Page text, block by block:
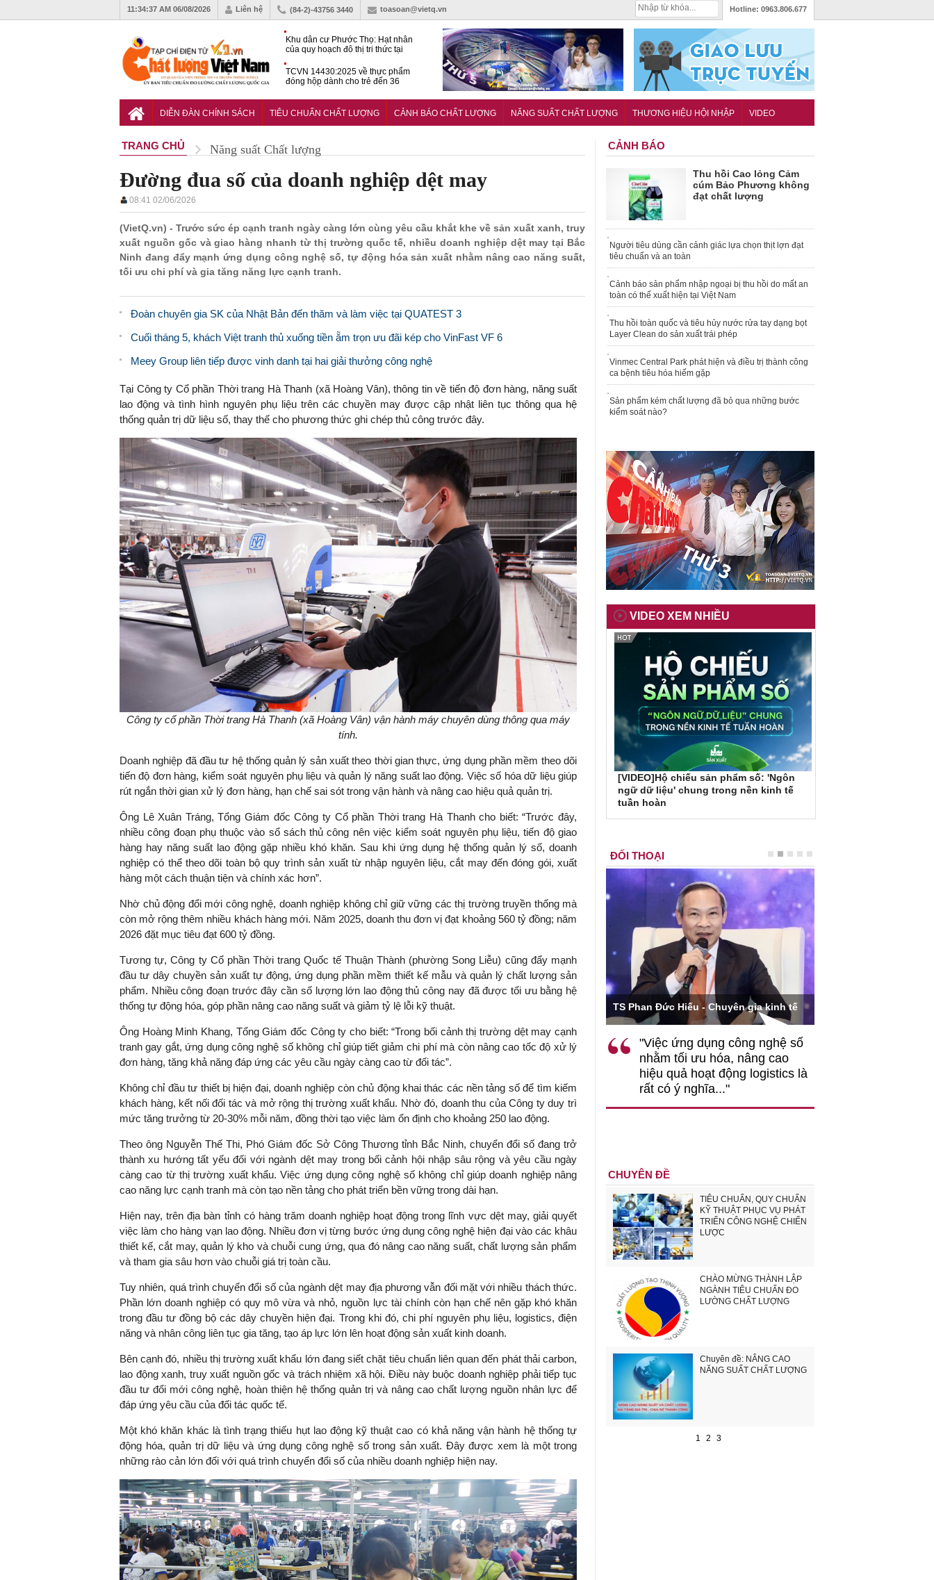
11:34:38 AM 06/08/2026 Liên hệ (84-2)-43756 3440 toasoan@vietq.vn Hotline: 0963.806.677
Khu dân cư Phước Thọ: Hạt nhân
của quy hoạch đô thị tri thức tại
TCVN 14430:2025 về thực phẩm
đóng hộp dành cho trẻ đến 36
chống nứt của hỗn hợp bê tông
DIỄN ĐÀN CHÍNH SÁCH TIÊU CHUẨN CHẤT LƯỢNG CẢNH BÁO CHẤT LƯỢNG NĂNG SUẤT CHẤT LƯỢNG THƯƠNG HIỆU HỘI NHẬP VIDEO
TRANG CHỦ Năng suất Chất lượng
Đường đua số của doanh nghiệp dệt may
08:41 02/06/2026
(VietQ.vn) - Trước sức ép cạnh tranh ngày càng lớn cùng yêu cầu khắt khe về sản xuất xanh, truy
xuất nguồn gốc và giao hàng nhanh từ thị trường quốc tế, nhiều doanh nghiệp dệt may tại Bắc
Ninh đang đẩy mạnh ứng dụng công nghệ số, tự động hóa sản xuất nhằm nâng cao năng suất,
tối ưu chi phí và gia tăng năng lực cạnh tranh.
Đoàn chuyên gia SK của Nhật Bản đến thăm và làm việc tại QUATEST 3
Cuối tháng 5, khách Việt tranh thủ xuống tiền ẵm trọn ưu đãi kép cho VinFast VF 6
Meey Group liên tiếp được vinh danh tại hai giải thưởng công nghệ
Tại Công ty Cổ phần Thời trang Hà Thanh (xã Hoàng Vân), thông tin về tiến độ đơn hàng, năng suất
lao động và tình hình nguyên phụ liệu trên các chuyền may được cập nhật liên tục thông qua hệ
thống quản trị dữ liệu số, thay thế cho phương thức ghi chép thủ công trước đây.
Công ty cổ phần Thời trang Hà Thanh (xã Hoàng Vân) vận hành máy chuyên dùng thông qua máy
tính.
Doanh nghiệp đã đầu tư hệ thống quản lý sản xuất theo thời gian thực, ứng dụng phần mềm theo dõi
tiến độ đơn hàng, kiểm soát nguyên phụ liệu và quản lý năng suất lao động. Việc số hóa dữ liệu giúp
rút ngắn thời gian xử lý đơn hàng, hạn chế sai sót trong vận hành và nâng cao hiệu quả quản trị.
Ông Lê Xuân Tráng, Tổng Giám đốc Công ty Cổ phần Thời trang Hà Thanh cho biết: “Trước đây,
nhiều công đoạn phụ thuộc vào sổ sách thủ công nên việc kiểm soát nguyên phụ liệu, tiến độ giao
hàng hay năng suất lao động gặp nhiều khó khăn. Sau khi ứng dụng hệ thống quản lý số, doanh
nghiệp có thể theo dõi toàn bộ quy trình sản xuất từ nhập nguyên liệu, cắt may đến đóng gói, xuất
hàng một cách thuận tiện và chính xác hơn”.
Nhờ chủ động đổi mới công nghệ, doanh nghiệp không chỉ giữ vững các thị trường truyền thống mà
còn mở rộng thêm nhiều khách hàng mới. Năm 2025, doanh thu đơn vị đạt khoảng 560 tỷ đồng; năm
2026 đặt mục tiêu đạt 600 tỷ đồng.
Tương tự, Công ty Cổ phần Thời trang Quốc tế Thuận Thành (phường Song Liễu) cũng đẩy mạnh
đầu tư dây chuyền sản xuất tự động, ứng dụng phần mềm thiết kế mẫu và quản lý chất lượng sản
phẩm. Nhiều công đoạn trước đây cần số lượng lớn lao động thủ công nay đã được tối ưu bằng hệ
thống tự động hóa, góp phần nâng cao năng suất và giảm tỷ lệ lỗi kỹ thuật.
Ông Hoàng Minh Khang, Tổng Giám đốc Công ty cho biết: “Trong bối cảnh thị trường dệt may cạnh
tranh gay gắt, ứng dụng công nghệ số không chỉ giúp tiết giảm chi phí mà còn nâng cao tốc độ xử lý
đơn hàng, tăng khả năng đáp ứng các yêu cầu ngày càng cao từ đối tác”.
Không chỉ đầu tư thiết bị hiện đại, doanh nghiệp còn chủ động khai thác các nền tảng số để tìm kiếm
khách hàng, kết nối đối tác và mở rộng thị trường xuất khẩu. Nhờ đó, doanh thu của Công ty duy trì
mức tăng trưởng từ 20-30% mỗi năm, đồng thời tạo việc làm ổn định cho khoảng 250 lao động.
Theo ông Nguyễn Thế Thi, Phó Giám đốc Sở Công Thương tỉnh Bắc Ninh, chuyển đổi số đang trở
thành xu hướng tất yếu đối với ngành dệt may trong bối cảnh hội nhập sâu rộng và yêu cầu ngày
càng cao từ thị trường xuất khẩu. Việc ứng dụng công nghệ số không chỉ giúp doanh nghiệp nâng
cao năng lực cạnh tranh mà còn tạo nền tảng cho phát triển bền vững trong dài hạn.
Hiện nay, trên địa bàn tỉnh có hàng trăm doanh nghiệp hoạt động trong lĩnh vực dệt may, giải quyết
việc làm cho hàng vạn lao động. Nhiều đơn vị từng bước ứng dụng công nghệ hiện đại vào các khâu
thiết kế, cắt may, quản lý kho và chuỗi cung ứng, qua đó nâng cao năng suất, chất lượng sản phẩm
và tham gia sâu hơn vào chuỗi giá trị toàn cầu.
Tuy nhiên, quá trình chuyển đổi số của ngành dệt may địa phương vẫn đối mặt với nhiều thách thức.
Phần lớn doanh nghiệp có quy mô vừa và nhỏ, nguồn lực tài chính còn hạn chế nên gặp khó khăn
trong đầu tư đồng bộ các dây chuyền hiện đại. Trong khi đó, chi phí nguyên phụ liệu, logistics, điện
năng và nhân công liên tục gia tăng, tạo áp lực lớn lên hoạt động sản xuất kinh doanh.
Bên cạnh đó, nhiều thị trường xuất khẩu lớn đang siết chặt tiêu chuẩn liên quan đến phát thải carbon,
lao động xanh, truy xuất nguồn gốc và trách nhiệm xã hội. Điều này buộc doanh nghiệp phải tiếp tục
đầu tư đổi mới công nghệ, hoàn thiện hệ thống quản trị và nâng cao chất lượng nguồn nhân lực để
đáp ứng yêu cầu của đối tác quốc tế.
Một khó khăn khác là tình trạng thiếu hụt lao động kỹ thuật cao có khả năng vận hành hệ thống tự
động hóa, quản trị dữ liệu và ứng dụng công nghệ số trong sản xuất. Đây được xem là một trong
những rào cản lớn đối với quá trình chuyển đổi số của nhiều doanh nghiệp hiện nay.
CẢNH BÁO
Thu hồi Cao lỏng Cảm
cúm Bảo Phương không
đạt chất lượng
Người tiêu dùng cần cảnh giác lựa chọn thịt lợn đạt
tiêu chuẩn và an toàn
Cảnh báo sản phẩm nhập ngoại bị thu hồi do mất an
toàn có thể xuất hiện tại Việt Nam
Thu hồi toàn quốc và tiêu hủy nước rửa tay dạng bọt
Layer Clean do sản xuất trái phép
Vinmec Central Park phát hiện và điều trị thành công
ca bệnh tiêu hóa hiếm gặp
Sản phẩm kém chất lượng đã bỏ qua những bước
kiểm soát nào?
VIDEO XEM NHIỀU
[VIDEO]Hộ chiếu sản phẩm số: 'Ngôn
ngữ dữ liệu' chung trong nền kinh tế
tuần hoàn
ĐỐI THOẠI
TS. Nguyễn Đức Độ - Phó Viện trưởng
Viện Kinh tế Tài chính
"Có rất nhiều việc phải làm
ngay từ bây giờ và trên thực tế
đầu tư cho khoa học công
nghệ; ban hành các cơ chế
khuyến khích đổi mới sáng tạo,
Việc sử dụng hiệu quả chính
sách tài khóa không chỉ mang ý
đóng vai trò tạo nền tảng cho
tăng trưởng bền vững dài hạn.
TS Phan Đức Hiếu - Chuyên gia kinh tế
"Việc ứng dụng công nghệ số
nhằm tối ưu hóa, nâng cao
hiệu quả hoạt động logistics là
rất có ý nghĩa..."
CHUYÊN ĐỀ
TIÊU CHUẨN, QUY CHUẨN
KỸ THUẬT PHỤC VỤ PHÁT
TRIỂN CÔNG NGHỆ CHIẾN
LƯỢC
CHÀO MỪNG THÀNH LẬP
NGÀNH TIÊU CHUẨN ĐO
LƯỜNG CHẤT LƯỢNG
Chuyên đề: NÂNG CAO
NĂNG SUẤT CHẤT LƯỢNG
1 2 3